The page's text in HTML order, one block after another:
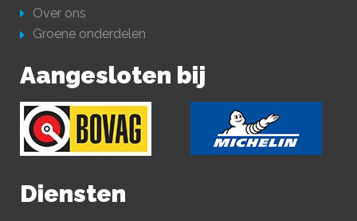
Over ons
Groene onderdelen
Aangesloten bij
Diensten